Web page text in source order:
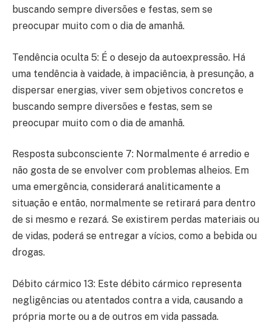
buscando sempre diversões e festas, sem se
preocupar muito com o dia de amanhã.
Tendência oculta 5: É o desejo da autoexpressão. Há
uma tendência à vaidade, à impaciência, à presunção, a
dispersar energias, viver sem objetivos concretos e
buscando sempre diversões e festas, sem se
preocupar muito com o dia de amanhã.
Resposta subconsciente 7: Normalmente é arredio e
não gosta de se envolver com problemas alheios. Em
uma emergência, considerará analiticamente a
situação e então, normalmente se retirará para dentro
de si mesmo e rezará. Se existirem perdas materiais ou
de vidas, poderá se entregar a vícios, como a bebida ou
drogas.
Débito cármico 13: Este débito cármico representa
negligências ou atentados contra a vida, causando a
própria morte ou a de outros em vida passada.